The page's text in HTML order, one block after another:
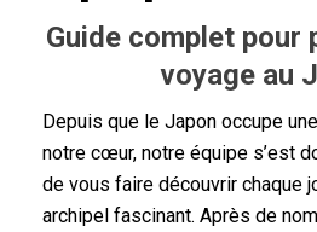
Guide complet pour
voyage au
Depuis que le Japon occupe
notre cœur, notre équipe s’est
de vous faire découvrir chaque
archipel fascinant. Après de